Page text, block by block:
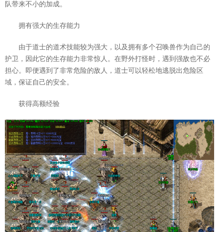
队带来不小的加成。
拥有强大的生存能力
由于道士的道术技能较为强大，以及拥有多个召唤兽作为自己的
护卫，因此它的生存能力非常惊人。在野外打怪时，遇到强敌也不必
担心。即便遇到了非常危险的敌人，道士可以轻松地逃脱出危险区
域，保证自己的安全。
获得高额经验